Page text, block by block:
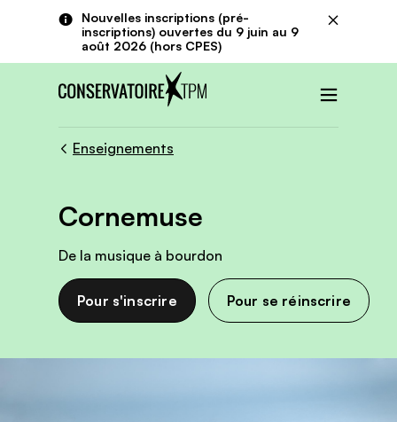
Aller au contenu principalNouvelles inscriptions (pré-
inscriptions) ouvertes du 9 juin au 9
août 2026 (hors CPES)
Fermer
Enseignements
Cornemuse
De la musique à bourdon
Pour s'inscrire Pour se réinscrire
Panneau de gestion des cookies